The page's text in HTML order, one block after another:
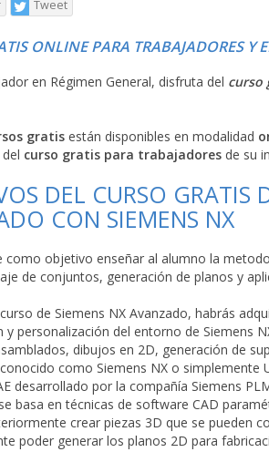
Tweet
ONLINE PARA TRABAJADORES Y
en Régimen General, disfruta del curso
gratis están disponibles en modalidad
curso gratis para trabajadores de su
DEL CURSO GRATIS
CON SIEMENS NX
como objetivo enseñar al alumno la
de conjuntos, generación de planos y
de Siemens NX Avanzado, habrás
y personalización del entorno de Siemens
dibujos en 2D, generación de
como Siemens NX o simplemente
desarrollado por la compañía Siemens
basa en técnicas de software CAD
crear piezas 3D que se pueden
poder generar los planos 2D para